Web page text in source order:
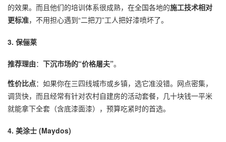
的效果。而且他们的培训体系很成熟，在全国各地的施工技术相对
更标准，不用担心遇到“二把刀”工人把好漆喷坏了。
3. 保俪莱
推荐理由： 下沉市场的“价格屠夫”。
性价比点：如果你在三四线城市或乡镇，选它准没错。网点密集，
调货快，而且经常有针对农村自建房的活动套餐，几十块钱一平米
就能拿下全套（含底漆面漆），预算吃紧时的首选。
4. 美涂士 (Maydos)